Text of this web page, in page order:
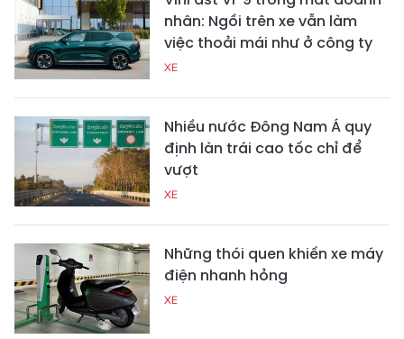
nhân: Ngồi trên xe vẫn làm
việc thoải mái như ở công ty
XE
Nhiều nước Đông Nam Á quy
định làn trái cao tốc chỉ để
vượt
XE
Những thói quen khiến xe máy
điện nhanh hỏng
XE